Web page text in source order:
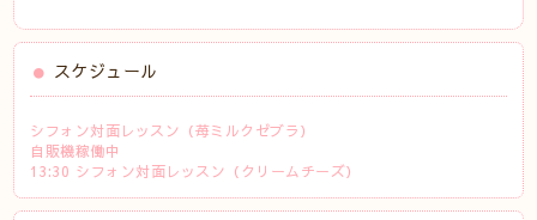
スケジュール
シフォン対面レッスン（苺ミルクゼブラ）
自販機稼働中
13:30 シフォン対面レッスン（クリームチーズ）